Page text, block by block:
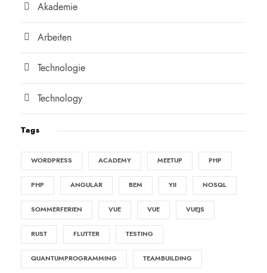
Akademie
Arbeiten
Technologie
Technology
Tags
WORDPRESS ACADEMY MEETUP PHP
PHP ANGULAR BEM YII NOSQL
SOMMERFERIEN VUE VUE VUEJS
RUST FLUTTER TESTING
QUANTUMPROGRAMMING TEAMBUILDING